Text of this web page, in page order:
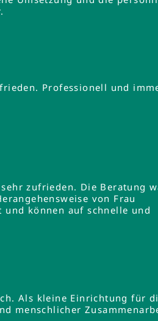
Professionell und
zufrieden. Die Beratung
von Frau
können auf schnelle und
Als kleine Einrichtung für
menschlicher